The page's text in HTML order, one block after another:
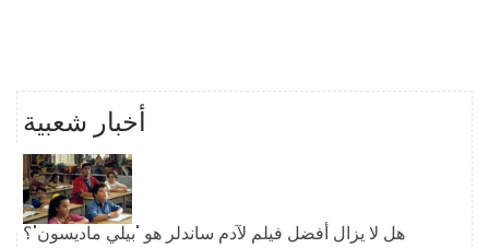
أخبار شعبية
هل لا يزال أفضل فيلم لآدم ساندلر هو 'بيلي ماديسون'؟